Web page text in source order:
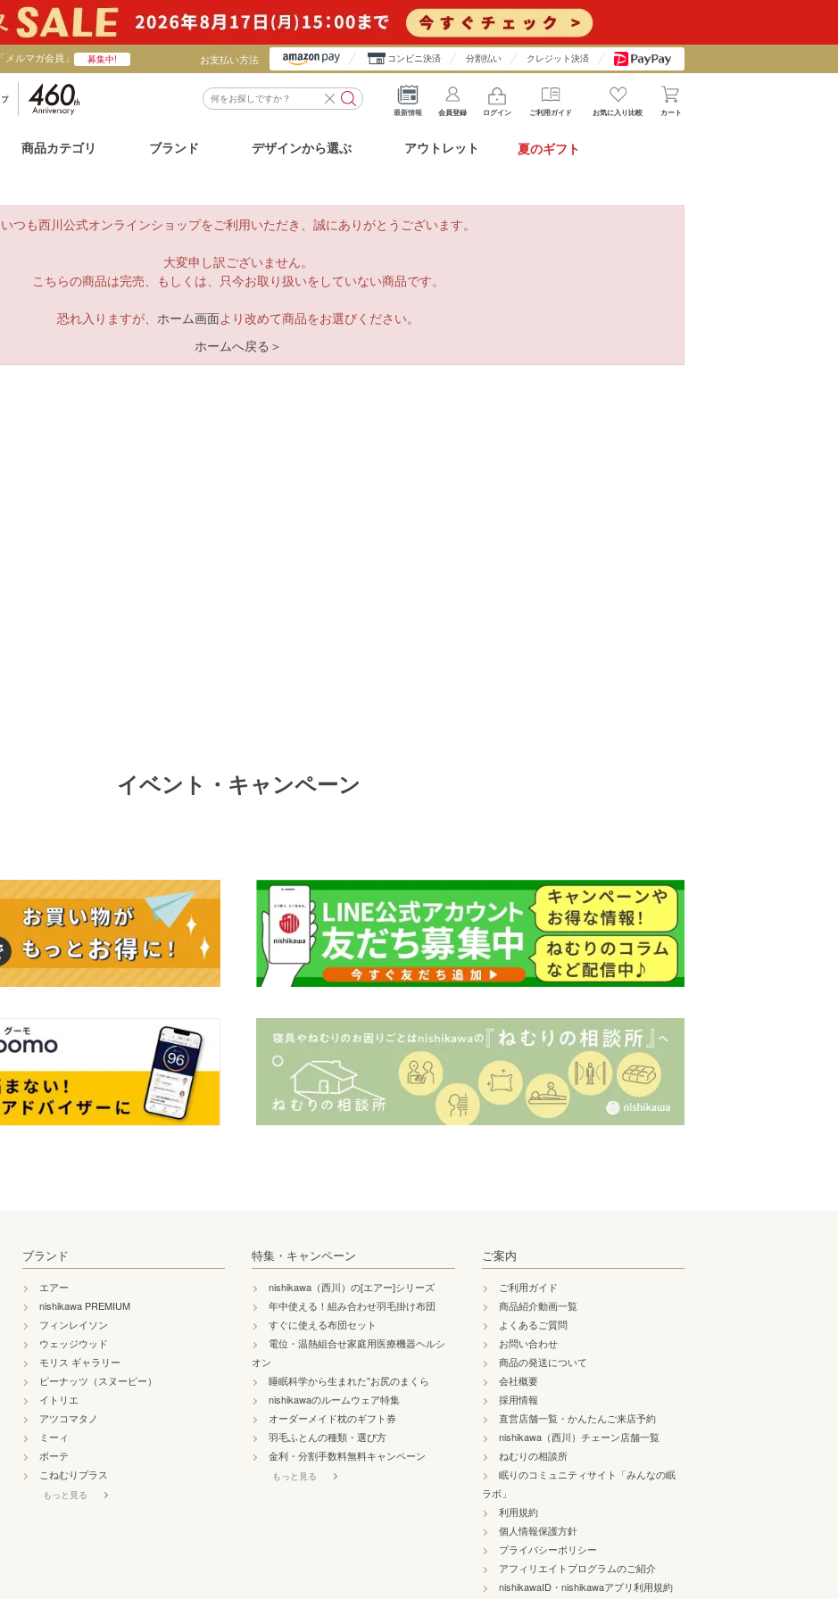
「メルマガ会員」 募集中! お支払い方法 コンビニ決済 分割払い クレジット決済
最新情報 会員登録 ログイン ご利用ガイド お気に入り比較 カート
商品カテゴリ ブランド デザインから選ぶ アウトレット 夏のギフト
いつも西川公式オンラインショップをご利用いただき、誠にありがとうございます。
大変申し訳ございません。
こちらの商品は完売、もしくは、只今お取り扱いをしていない商品です。
恐れ入りますが、 ホーム画面より改めて商品をお選びください。
ホームへ戻る＞
イベント・キャンペーン
ブランド
エアー
nishikawa PREMIUM
フィンレイソン
ウェッジウッド
モリス ギャラリー
ピーナッツ（スヌーピー）
イトリエ
アツコマタノ
ミーィ
ボーテ
こねむりプラス
もっと見る
特集・キャンペーン
nishikawa（西川）の[エアー]シリーズ
年中使える！組み合わせ羽毛掛け布団
すぐに使える布団セット
電位・温熱組合せ家庭用医療機器ヘルシ
オン
睡眠科学から生まれた"お尻のまくら
nishikawaのルームウェア特集
オーダーメイド枕のギフト券
羽毛ふとんの種類・選び方
金利・分割手数料無料キャンペーン
もっと見る
ご案内
ご利用ガイド
商品紹介動画一覧
よくあるご質問
お問い合わせ
商品の発送について
会社概要
採用情報
直営店舗一覧・かんたんご来店予約
nishikawa（西川）チェーン店舗一覧
ねむりの相談所
眠りのコミュニティサイト「みんなの眠
ラボ」
利用規約
個人情報保護方針
プライバシーポリシー
アフィリエイトプログラムのご紹介
nishikawaID・nishikawaアプリ利用規約